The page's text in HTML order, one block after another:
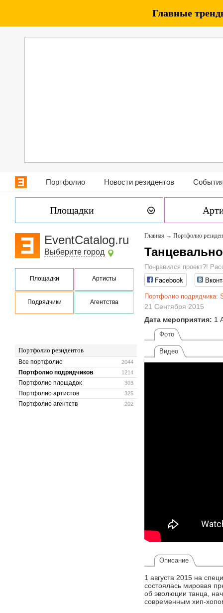
Главные
Портфолио Новости резидентов
Площадки
EventCatalog.ru
Выберите город
Площадки Артисты
Подрядчики Агентства
Портфолио резидентов
2044
Все портфолио
1214
Портфолио подрядчиков
303
Портфолио площадок
325
Портфолио артистов
202
Портфолио агентств
Главная → Портфолио
Понравился проект?!
Facebook
Портфолио подрядчика:
21 Сентября 2015
Дата мероприятия: 1
Фото
Видео
Описание
1 августа 2015 на
состоялась мировая
об эволюции танца,
современным хип-